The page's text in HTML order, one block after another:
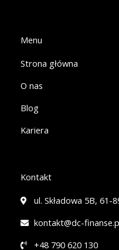
k
n
Menu
Strona główna
O nas
Blog
Kariera
Kontakt
ul. Składowa 5B, 61-
kontakt@dc-
+48 790 620 130